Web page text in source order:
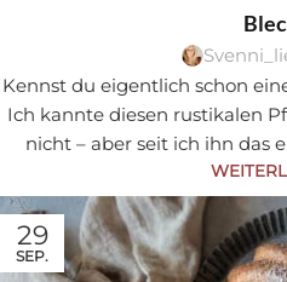
Kennst du eigentlich schon
Ich kannte diesen rustikalen
nicht – aber seit ich ihn das
29
SEP.